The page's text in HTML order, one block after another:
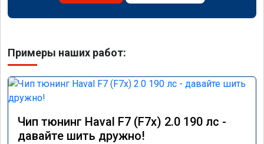
Примеры наших работ:
Чип тюнинг Haval F7 (F7x) 2.0 190 лс -
давайте шить дружно!